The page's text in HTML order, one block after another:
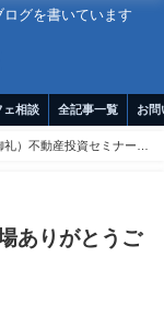
グを書いています
ェ相談 全記事一覧 お
礼）不動産投資セミナーご
ありがとうご